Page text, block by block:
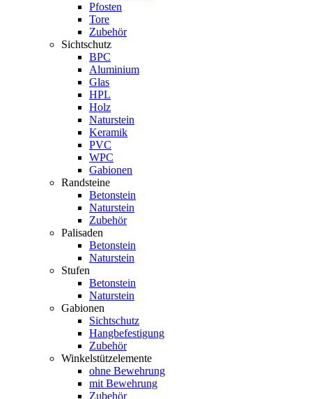
Pfosten
Tore
Zubehör
Sichtschutz
BPC
Aluminium
Glas
HPL
Holz
Naturstein
Keramik
PVC
WPC
Gabionen
Randsteine
Betonstein
Naturstein
Zubehör
Palisaden
Betonstein
Naturstein
Stufen
Betonstein
Naturstein
Gabionen
Sichtschutz
Hangbefestigung
Zubehör
Winkelstützelemente
ohne Bewehrung
mit Bewehrung
Zubehör